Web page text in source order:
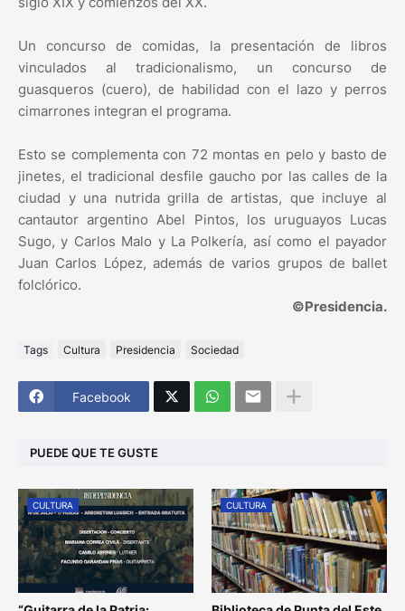
Un concurso de comidas, la presentación de libros
vinculados al tradicionalismo, un concurso de
guasqueros (cuero), de habilidad con el lazo y perros
cimarrones integran el programa.
Esto se complementa con 72 montas en pelo y basto de
jinetes, el tradicional desfile gaucho por las calles de la
ciudad y una nutrida grilla de artistas, que incluye al
cantautor argentino Abel Pintos, los uruguayos Lucas
Sugo, y Carlos Malo y La Polkería, así como el payador
Juan Carlos López, además de varios grupos de ballet
folclórico.
©Presidencia.
Tags Cultura Presidencia Sociedad
Facebook
PUEDE QUE TE GUSTE
CULTURA CULTURA